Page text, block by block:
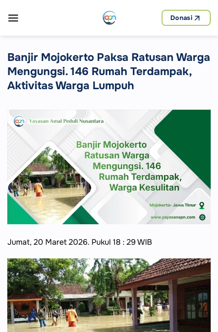
Donasi
Banjir Mojokerto Paksa Ratusan Warga
Mengungsi. 146 Rumah Terdampak,
Aktivitas Warga Lumpuh
Jumat, 20 Maret 2026. Pukul 18 : 29 WIB